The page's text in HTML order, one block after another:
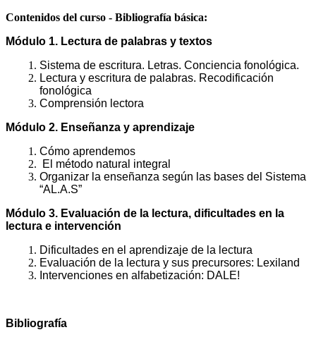
Contenidos del curso - Bibliografía básica:
Módulo 1. Lectura de palabras y textos
Sistema de escritura. Letras. Conciencia fonológica.
Lectura y escritura de palabras. Recodificación
fonológica
Comprensión lectora
Módulo 2. Enseñanza y aprendizaje
Cómo aprendemos
El método natural integral
Organizar la enseñanza según las bases del Sistema
“AL.A.S”
Módulo 3. Evaluación de la lectura, dificultades en la
lectura e intervención
Dificultades en el aprendizaje de la lectura
Evaluación de la lectura y sus precursores: Lexiland
Intervenciones en alfabetización: DALE!
Bibliografía